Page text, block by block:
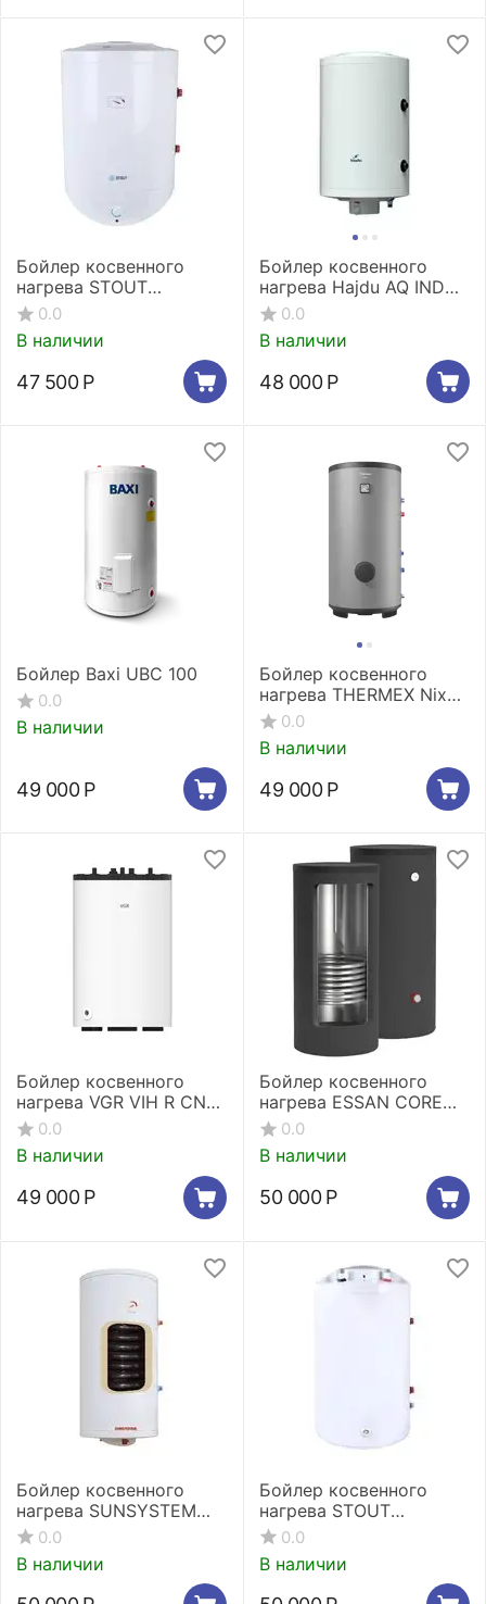
Бойлер косвенного
нагрева STOUT
настенный 150 л.
0.0
В наличии
47 500 Р
Бойлер косвенного
нагрева Hajdu AQ IND
FCE 150
0.0
В наличии
48 000 Р
Бойлер Baxi UBC 100
0.0
В наличии
49 000 Р
Бойлер косвенного
нагрева THERMEX Nixen
300 F (Combi)
0.0
В наличии
49 000 Р
Бойлер косвенного
нагрева VGR VIH R CN
120 top
0.0
В наличии
49 000 Р
Бойлер косвенного
нагрева ESSAN CORE
BLACK EBFN-160
0.0
В наличии
50 000 Р
Бойлер косвенного
нагрева SUNSYSTEM
BB-N NL2 200 V/S1
Настенный
0.0
В наличии
Бойлер косвенного
нагрева STOUT
напольный 150 л.
0.0
В наличии